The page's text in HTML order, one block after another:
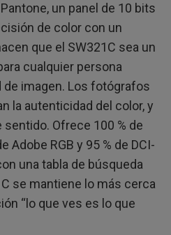
un panel de 10 bits
de color con un
que el SW321C sea un
cualquier persona
de imagen. Los fotógrafos
la autenticidad del color, y
sentido. Ofrece 100 % de
Adobe RGB y 95 % de DCI-
una tabla de búsqueda
se mantiene lo más cerca
“lo que ves es lo que